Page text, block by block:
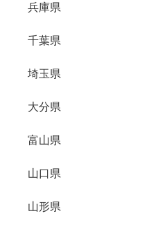
兵庫県
千葉県
埼玉県
大分県
富山県
山口県
山形県